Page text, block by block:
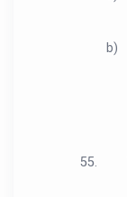
b)
55.